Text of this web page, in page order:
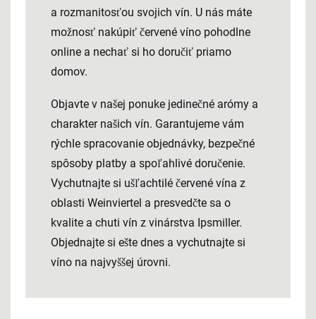
a rozmanitosťou svojich vín. U nás máte
možnosť nakúpiť červené víno pohodlne
online a nechať si ho doručiť priamo
domov.
Objavte v našej ponuke jedinečné arómy a
charakter našich vín. Garantujeme vám
rýchle spracovanie objednávky, bezpečné
spôsoby platby a spoľahlivé doručenie.
Vychutnajte si ušľachtilé červené vína z
oblasti Weinviertel a presvedčte sa o
kvalite a chuti vín z vinárstva Ipsmiller.
Objednajte si ešte dnes a vychutnajte si
víno na najvyššej úrovni.